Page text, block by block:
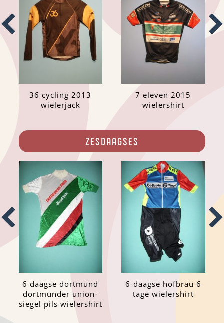
36 cycling 2013
wielerjack
7 eleven 2015
wielershirt
ZESDAAGSES
6 daagse dortmund
dortmunder union-
siegel pils wielershirt
6-daagse hofbrau 6
tage wielershirt